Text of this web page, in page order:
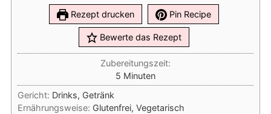
Rezept drucken Pin Recipe
Bewerte das Rezept
Zubereitungszeit:
5 Minuten
Minuten
Gericht: Drinks, Getränk
Ernährungsweise: Glutenfrei, Vegetarisch